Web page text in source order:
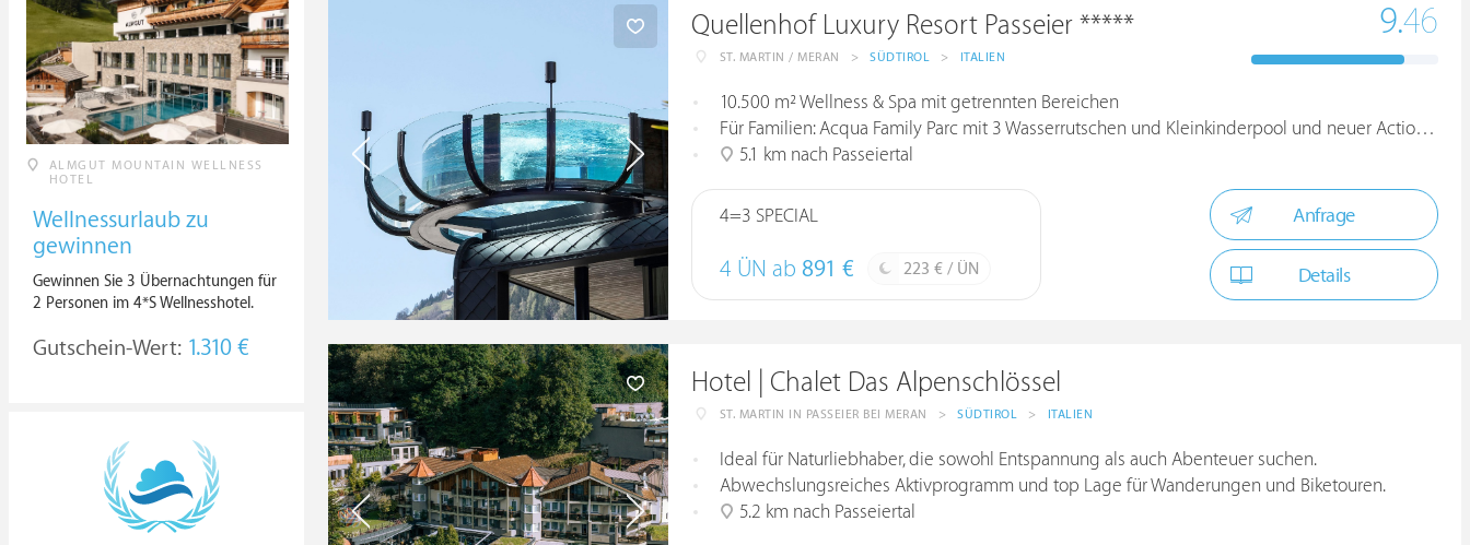
Quellenhof Luxury Resort Passeier *****
ST. MARTIN / MERAN > SÜDTIROL > ITALIEN
9.46
10.500 m² Wellness & Spa mit getrennten Bereichen
Für Familien: Acqua Family Parc mit 3 Wasserrutschen und Kleinkinderpool und neuer Action Park
5.1 km nach Passeiertal
4=3 SPECIAL
4 ÜN ab 891 € 223 € / ÜN
Anfrage
Details
Hotel | Chalet Das Alpenschlössel
ST. MARTIN IN PASSEIER BEI MERAN > SÜDTIROL > ITALIEN
Ideal für Naturliebhaber, die sowohl Entspannung als auch Abenteuer suchen.
Abwechslungsreiches Aktivprogramm und top Lage für Wanderungen und Biketouren.
5.2 km nach Passeiertal
ALMGUT MOUNTAIN WELLNESS
HOTEL
Wellnessurlaub zu
gewinnen
Gewinnen Sie 3 Übernachtungen für
2 Personen im 4*S Wellnesshotel.
Gutschein-Wert: 1.310 €